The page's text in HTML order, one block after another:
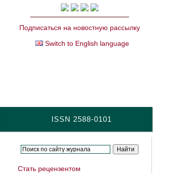
Подписаться на новостную рассылку
Switch to English language
ISSN 2588-0101
Стать рецензентом